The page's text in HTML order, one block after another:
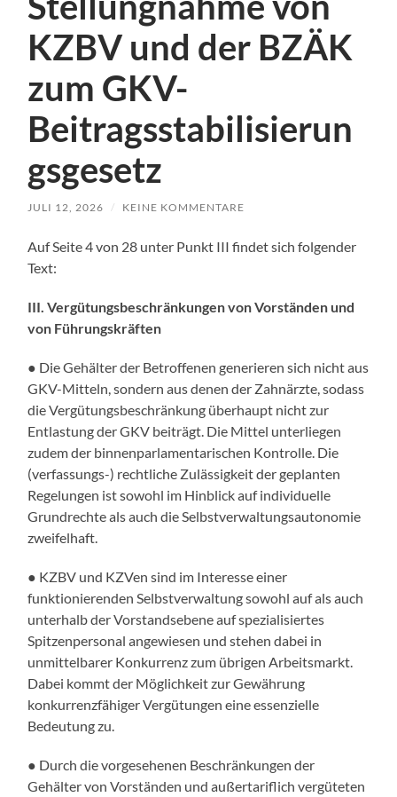
KZBV und der BZÄK
zum GKV-
Beitragsstabilisierun
gsgesetz
JULI 12, 2026 / KEINE KOMMENTARE
Auf Seite 4 von 28 unter Punkt III findet sich folgender
Text:
III. Vergütungsbeschränkungen von Vorständen und
von Führungskräften
● Die Gehälter der Betroffenen generieren sich nicht aus
GKV-Mitteln, sondern aus denen der Zahnärzte, sodass
die Vergütungsbeschränkung überhaupt nicht zur
Entlastung der GKV beiträgt. Die Mittel unterliegen
zudem der binnenparlamentarischen Kontrolle. Die
(verfassungs-) rechtliche Zulässigkeit der geplanten
Regelungen ist sowohl im Hinblick auf individuelle
Grundrechte als auch die Selbstverwaltungsautonomie
zweifelhaft.
● KZBV und KZVen sind im Interesse einer
funktionierenden Selbstverwaltung sowohl auf als auch
unterhalb der Vorstandsebene auf spezialisiertes
Spitzenpersonal angewiesen und stehen dabei in
unmittelbarer Konkurrenz zum übrigen Arbeitsmarkt.
Dabei kommt der Möglichkeit zur Gewährung
konkurrenzfähiger Vergütungen eine essenzielle
Bedeutung zu.
● Durch die vorgesehenen Beschränkungen der
Gehälter von Vorständen und außertariflich vergüteten